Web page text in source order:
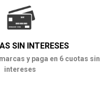
SIN INTERESES
y paga en 6 cuotas sin
intereses